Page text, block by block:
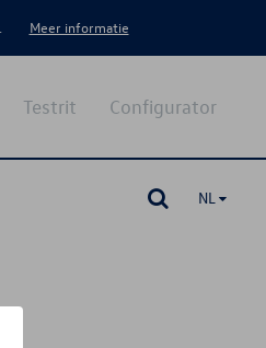
Meer informatie
Configurator
Testrit
NL